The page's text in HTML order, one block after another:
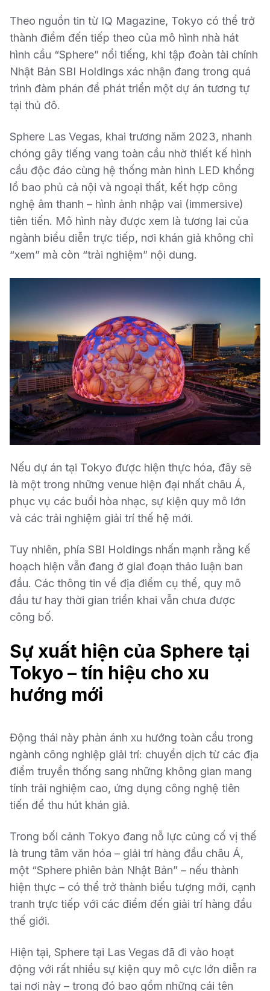
Theo nguồn tin từ IQ Magazine, Tokyo có thể trở
thành điểm đến tiếp theo của mô hình nhà hát
hình cầu “Sphere” nổi tiếng, khi tập đoàn tài chính
Nhật Bản SBI Holdings xác nhận đang trong quá
trình đàm phán để phát triển một dự án tương tự
tại thủ đô.
Sphere Las Vegas, khai trương năm 2023, nhanh
chóng gây tiếng vang toàn cầu nhờ thiết kế hình
cầu độc đáo cùng hệ thống màn hình LED khổng
lồ bao phủ cả nội và ngoại thất, kết hợp công
nghệ âm thanh – hình ảnh nhập vai (immersive)
tiên tiến. Mô hình này được xem là tương lai của
ngành biểu diễn trực tiếp, nơi khán giả không chỉ
“xem” mà còn “trải nghiệm” nội dung.
Nếu dự án tại Tokyo được hiện thực hóa, đây sẽ
là một trong những venue hiện đại nhất châu Á,
phục vụ các buổi hòa nhạc, sự kiện quy mô lớn
và các trải nghiệm giải trí thế hệ mới.
Tuy nhiên, phía SBI Holdings nhấn mạnh rằng kế
hoạch hiện vẫn đang ở giai đoạn thảo luận ban
đầu. Các thông tin về địa điểm cụ thể, quy mô
đầu tư hay thời gian triển khai vẫn chưa được
công bố.
Sự xuất hiện của Sphere tại
Tokyo – tín hiệu cho xu
hướng mới
Động thái này phản ánh xu hướng toàn cầu trong
ngành công nghiệp giải trí: chuyển dịch từ các địa
điểm truyền thống sang những không gian mang
tính trải nghiệm cao, ứng dụng công nghệ tiên
tiến để thu hút khán giả.
Trong bối cảnh Tokyo đang nỗ lực củng cố vị thế
là trung tâm văn hóa – giải trí hàng đầu châu Á,
một “Sphere phiên bản Nhật Bản” – nếu thành
hiện thực – có thể trở thành biểu tượng mới, cạnh
tranh trực tiếp với các điểm đến giải trí hàng đầu
thế giới.
Hiện tại, Sphere tại Las Vegas đã đi vào hoạt
động với rất nhiều sự kiện quy mô cực lớn diễn ra
tại nơi này – trong đó bao gồm những cái tên